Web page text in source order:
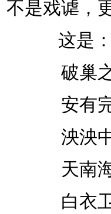
不是戏谑，
这是
破巢
安有
泱泱
天南
白衣